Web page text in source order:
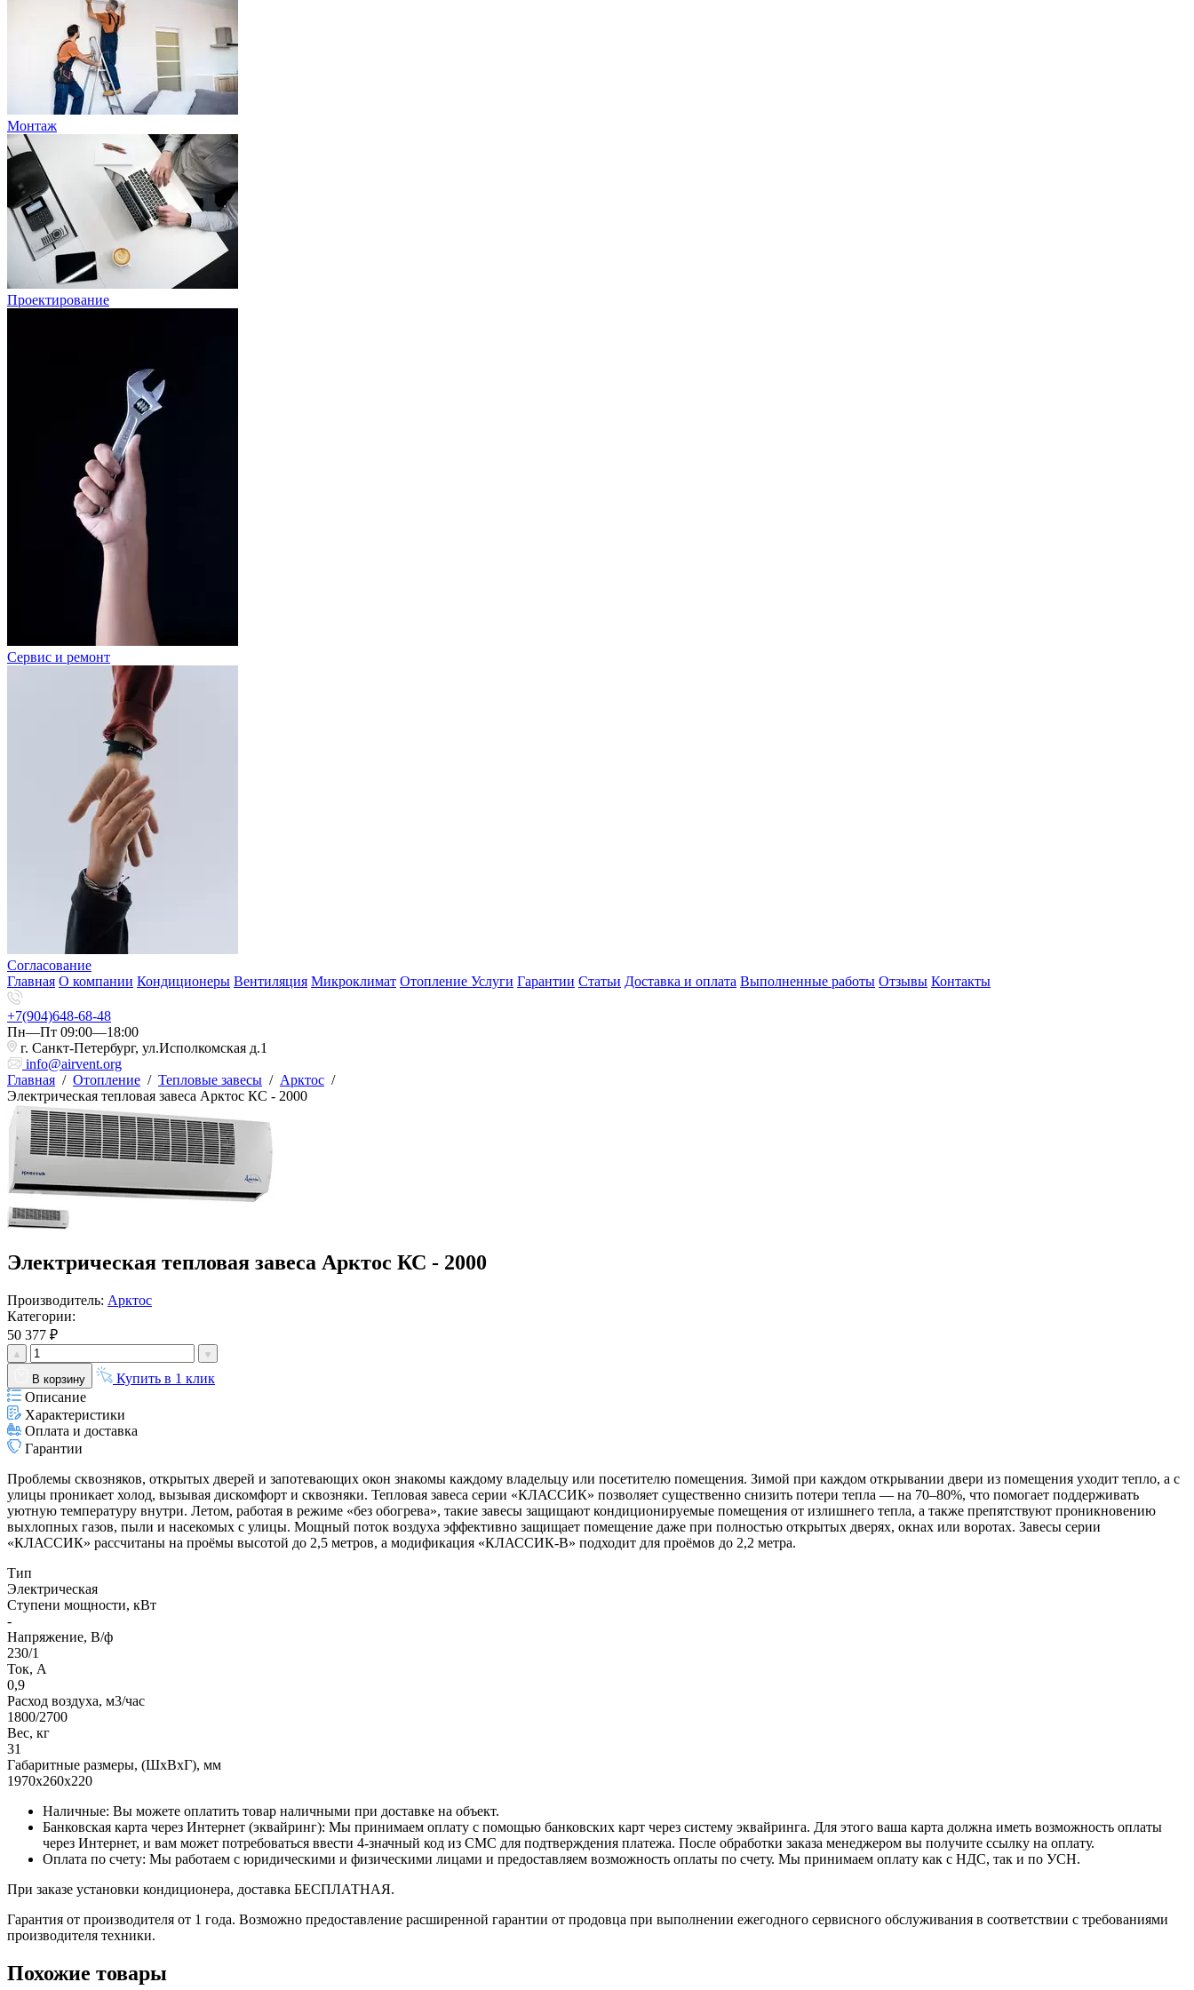
Монтаж
Проектирование
Сервис и ремонт
Согласование
Главная О компании Кондиционеры Вентиляция Микроклимат Отопление Услуги Гарантии Статьи Доставка и оплата Выполненные работы Отзывы Контакты
+7(904)648-68-48
Пн—Пт 09:00—18:00
г. Санкт-Петербург, ул.Исполкомская д.1
info@airvent.org
Главная / Отопление / Тепловые завесы / Арктос /
Электрическая тепловая завеса Арктос КС - 2000
Электрическая тепловая завеса Арктос КС - 2000
Производитель: Арктос
Категории:
50 377 ₽
В корзину
Купить в 1 клик
Описание
Характеристики
Оплата и доставка
Гарантии
Проблемы сквозняков, открытых дверей и запотевающих окон знакомы каждому владельцу или посетителю помещения. Зимой при каждом открывании двери из помещения уходит тепло, а с
улицы проникает холод, вызывая дискомфорт и сквозняки. Тепловая завеса серии «КЛАССИК» позволяет существенно снизить потери тепла — на 70–80%, что помогает поддерживать
уютную температуру внутри. Летом, работая в режиме «без обогрева», такие завесы защищают кондиционируемые помещения от излишнего тепла, а также препятствуют проникновению
выхлопных газов, пыли и насекомых с улицы. Мощный поток воздуха эффективно защищает помещение даже при полностью открытых дверях, окнах или воротах. Завесы серии
«КЛАССИК» рассчитаны на проёмы высотой до 2,5 метров, а модификация «КЛАССИК-В» подходит для проёмов до 2,2 метра.
Тип
Электрическая
Ступени мощности, кВт
-
Напряжение, В/ф
230/1
Ток, А
0,9
Расход воздуха, м3/час
1800/2700
Вес, кг
31
Габаритные размеры, (ШxВxГ), мм
1970х260х220
Наличные: Вы можете оплатить товар наличными при доставке на объект.
Банковская карта через Интернет (эквайринг): Мы принимаем оплату с помощью банковских карт через систему эквайринга. Для этого ваша карта должна иметь возможность оплаты
через Интернет, и вам может потребоваться ввести 4-значный код из СМС для подтверждения платежа. После обработки заказа менеджером вы получите ссылку на оплату.
Оплата по счету: Мы работаем с юридическими и физическими лицами и предоставляем возможность оплаты по счету. Мы принимаем оплату как с НДС, так и по УСН.
При заказе установки кондиционера, доставка БЕСПЛАТНАЯ.
Гарантия от производителя от 1 года. Возможно предоставление расширенной гарантии от продовца при выполнении ежегодного сервисного обслуживания в соответствии с требованиями
производителя техники.
Похожие товары